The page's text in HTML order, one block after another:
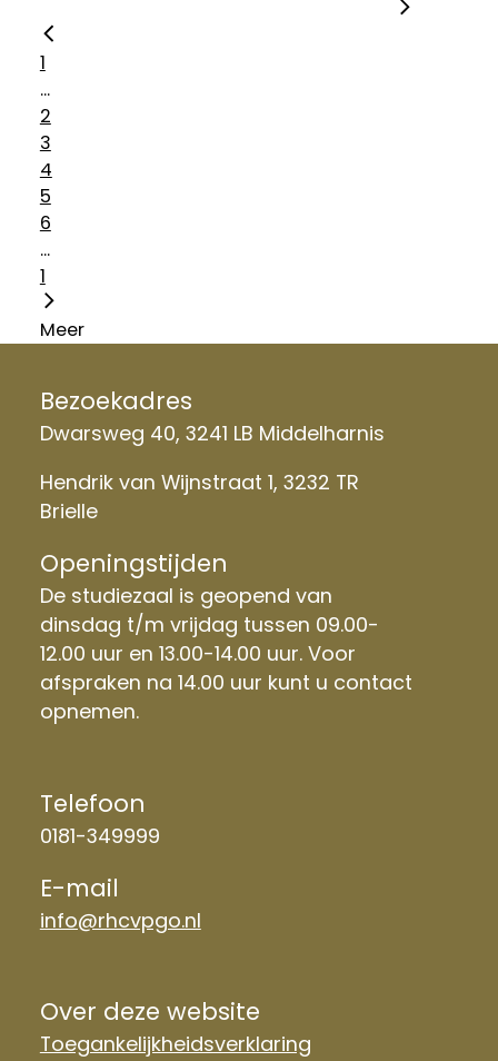
1
...
2
3
4
5
6
...
1
Meer
Bezoekadres
Dwarsweg 40, 3241 LB Middelharnis
Hendrik van Wijnstraat 1, 3232 TR
Brielle
Openingstijden
De studiezaal is geopend van
dinsdag t/m vrijdag tussen 09.00-
12.00 uur en 13.00-14.00 uur. Voor
afspraken na 14.00 uur kunt u contact
opnemen.
Telefoon
0181-349999
E-mail
info@rhcvpgo.nl
Over deze website
Toegankelijkheidsverklaring